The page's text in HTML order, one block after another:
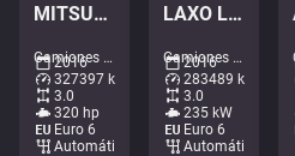
MITSUBISHI TU85SA / BOX L=8539 mm
Camiones - Nevera • M714-0584
2016
327397 km
3.0
320 hp
Euro 6
Automático
LAXO LD186VA-2 / PLATFORM L=5731 mm
Camiones - Cargador basculante • M491-6669
2016
283489 km
3.0
235 kW
Euro 6
Automático